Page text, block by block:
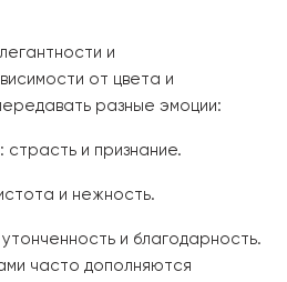
и
от цвета и
разные эмоции:
: страсть и признание.
и нежность.
утонченность и благодарность.
часто дополняются